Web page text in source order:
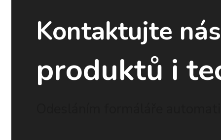
Kontaktujte
produktů i